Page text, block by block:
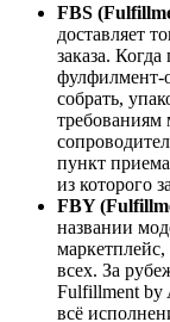
FBS
доставляет
заказа.
фулфилмент-
собрать,
требованиям
пункт
из которого
FBY
названии
всех. За
Fulfillment by
всё